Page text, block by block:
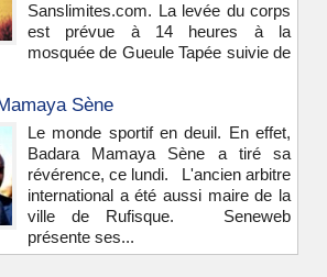
Sanslimites.com. La levée du corps
est prévue à 14 heures à la
mosquée de Gueule Tapée suivie de
Sène
Le monde sportif en deuil. En effet,
Badara Mamaya Sène a tiré sa
révérence, ce lundi. L'ancien arbitre
international a été aussi maire de la
ville de Rufisque. Seneweb
présente ses...